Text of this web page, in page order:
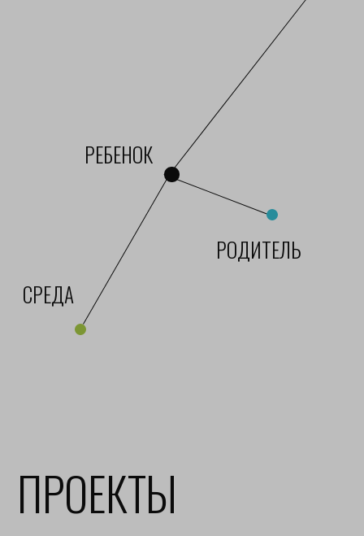
montessori.sad@gmail.com
адрес отделения Азарово
адрес отделения Одинцово
Азарово Северное, деревня
Семёнково, ул. Сиреневая, 2
г. Одинцово, ул. Северная, 10